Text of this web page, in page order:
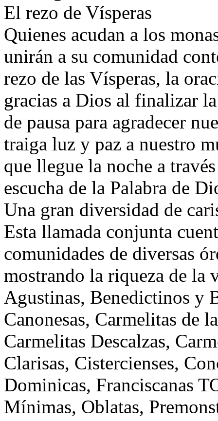
El rezo de Vísperas
Quienes acudan a los
unirán a su comunidad
rezo de las Vísperas, la
gracias a Dios al finalizar
de pausa para agradecer
traiga luz y paz a nuestro
que llegue la noche a
escucha de la Palabra de
Una gran diversidad de
Esta llamada conjunta
comunidades de diversas
mostrando la riqueza de la
Agustinas, Benedictinos y
Canonesas, Carmelitas de
Carmelitas Descalzas,
Clarisas, Cistercienses,
Dominicas, Franciscanas
Mínimas, Oblatas,